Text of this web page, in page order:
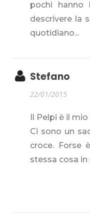
pochi hanno
descrivere la
quotidiano...
Stefano
22/01/2015
Il Pelpi è il
Ci sono un
croce. Forse
stessa cosa